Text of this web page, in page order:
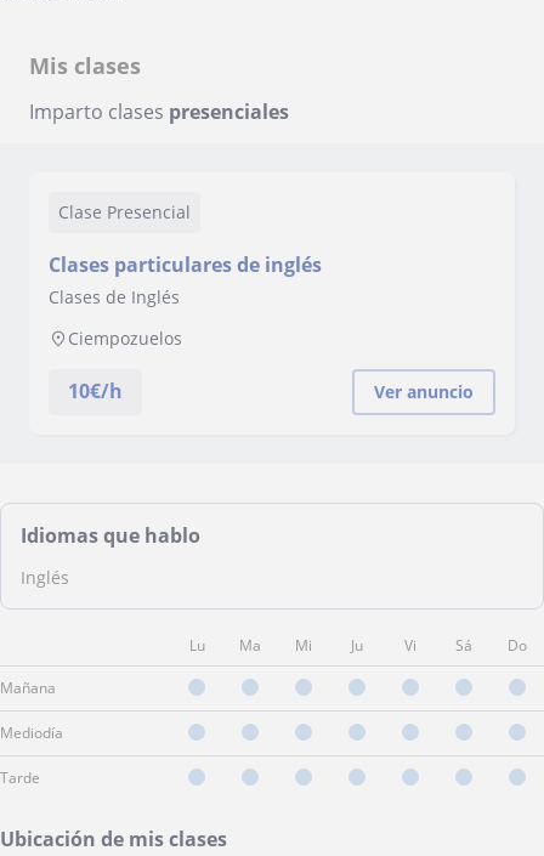
Mis clases
Imparto clases presenciales
Clase Presencial
Clases particulares de inglés
Clases de Inglés
Ciempozuelos
10€/h Ver anuncio
Idiomas que hablo
Inglés
Lu Ma Mi Ju Vi Sá Do
Mañana
Mediodía
Tarde
Ubicación de mis clases